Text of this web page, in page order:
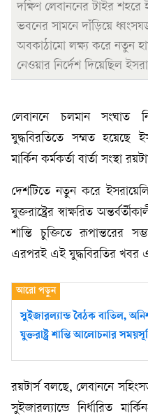
দক্ষিণ লেবাননের টাইর শহরে
ভবনের সামনে দাঁড়িয়ে
অবকাঠামো লক্ষ্য করে নতুন
নেওয়ার নির্দেশ দিয়েছিল
লেবাননে চলমান সংঘাত
যুদ্ধবিরতিতে সম্মত হয়েছে
মার্কিন কর্মকর্তা বার্তা সংস্থা
দেশটিতে নতুন করে
যুক্তরাষ্ট্রের স্বাক্ষরিত
শান্তি চুক্তিতে রূপান্তরের
এরপরই এই যুদ্ধবিরতির খবর
সুইজারল্যান্ড বৈঠক বাতিল,
যুক্তরাষ্ট্র শান্তি আলোচনার
রয়টার্স বলছে, লেবাননে
সুইজারল্যান্ডে নির্ধারিত